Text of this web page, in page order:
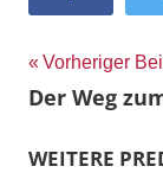
Vorheriger
Der Weg
WEITERE